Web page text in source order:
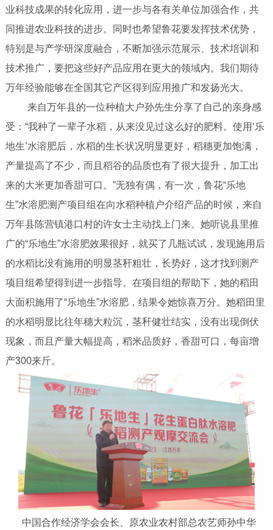
业科技成果的转化应用，进一步与各有关单位加强合作，共
同推进农业科技的进步。同时也希望鲁花要发挥技术优势，
特别是与产学研深度融合，不断加强示范展示、技术培训和
技术推广，要把这些好产品应用在更大的领域内。我们期待
万年经验能够在全国其它产区得到应用推广和发扬光大。
来自万年县的一位种植大户孙先生分享了自己的亲身感
受：“我种了一辈子水稻，从来没见过这么好的肥料。使用‘乐
地生’水溶肥后，水稻的生长状况明显更好，稻穗更加饱满，
产量提高了不少，而且稻谷的品质也有了很大提升，加工出
来的大米更加香甜可口。”无独有偶，有一次，鲁花“乐地
生”水溶肥测产项目组在向水稻种植户介绍产品的时候，来自
万年县陈营镇港口村的许女士主动找上门来。她听说县里推
广的“乐地生”水溶肥效果很好，就买了几瓶试试，发现施用后
的水稻比没有施用的明显茎秆粗壮，长势好，这才找到测产
项目组希望得到进一步指导。在项目组的帮助下，她的稻田
大面积施用了“乐地生”水溶肥，结果令她惊喜万分。她稻田里
的水稻明显比往年穗大粒沉，茎秆健壮结实，没有出现倒伏
现象，而且产量大幅提高，稻米品质好，香甜可口，每亩增
产300来斤。
中国合作经济学会会长、原农业农村部总农艺师孙中华